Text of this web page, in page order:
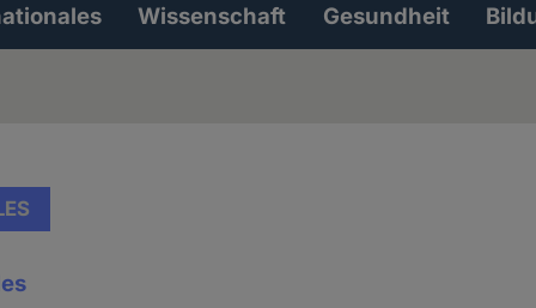
Wissenschaft Gesundheit